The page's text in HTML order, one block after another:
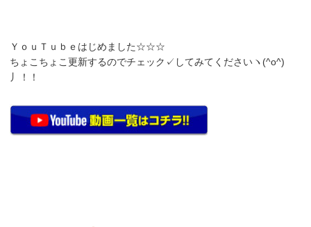
ＹｏｕＴｕｂｅはじめました☆☆☆
ちょこちょこ更新するのでチェック✓してみてくださいヽ(^o^)
丿！！